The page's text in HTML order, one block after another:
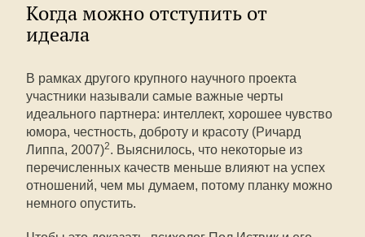
Когда можно отступить от
идеала
В рамках другого крупного научного проекта
участники называли самые важные черты
идеального партнера: интеллект, хорошее чувство
юмора, честность, доброту и красоту (Ричард
Липпа, 2007)2. Выяснилось, что некоторые из
перечисленных качеств меньше влияют на успех
отношений, чем мы думаем, потому планку можно
немного опустить.